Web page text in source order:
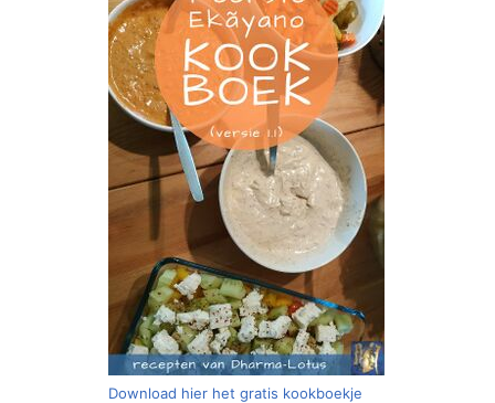
Download hier het gratis kookboekje